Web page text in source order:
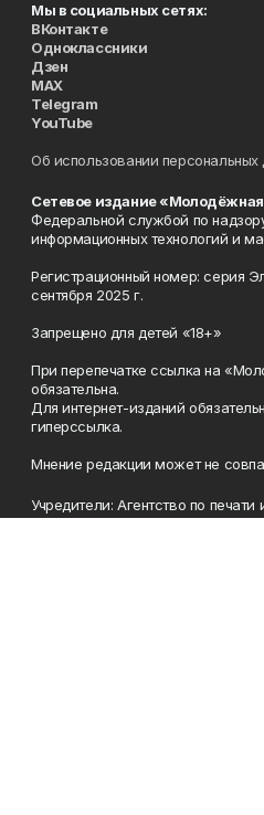
Мы в социальных сетях:
ВКонтакте
Одноклассники
Дзен
MAX
Telegram
YouTube
Об использовании персональных
Сетевое издание «Молодёжная
Федеральной службой по
информационных технологий и
Регистрационный номер: серия
сентября 2025 г.
Запрещено для детей «18+»
При перепечатке ссылка на
обязательна.
Для интернет-изданий
гиперссылка.
Мнение редакции может не
Учредители: Агентство по
информации Республики